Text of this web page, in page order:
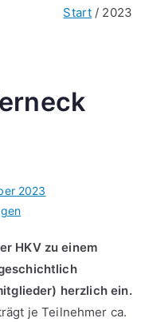
Start 2023
2023
HKV zu einem
herzlich ein.
je Teilnehmer ca.